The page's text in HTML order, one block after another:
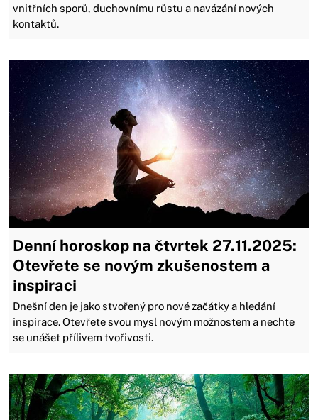
vnitřních sporů, duchovnímu růstu a navázání nových
kontaktů.
Denní horoskop na čtvrtek 27.11.2025:
Otevřete se novým zkušenostem a
inspiraci
Dnešní den je jako stvořený pro nové začátky a hledání
inspirace. Otevřete svou mysl novým možnostem a nechte
se unášet přílivem tvořivosti.